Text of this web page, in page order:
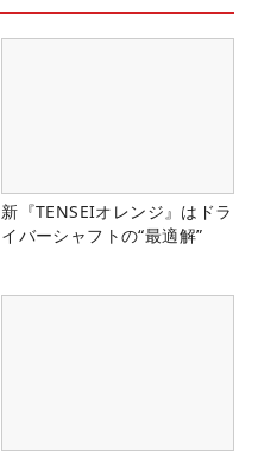
新『TENSEIオレンジ』はドラ
イバーシャフトの“最適解”